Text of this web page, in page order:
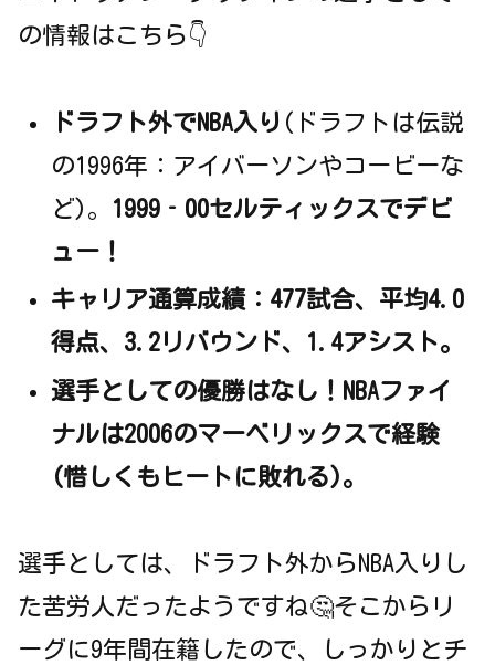
の情報はこちら👇
ドラフト外でNBA入り (ドラフトは伝説
の1996年：アイバーソンやコービーな
ど)。 1999‐00セルティックスでデビ
ュー！
キャリア通算成績：477試合、平均4.0
得点、3.2リバウンド、1.4アシスト。
選手としての優勝はなし！NBAファイ
ナルは2006のマーベリックスで経験
(惜しくもヒートに敗れる)。
選手としては、ドラフト外からNBA入りし
た苦労人だったようですね🤔そこからリ
ーグに9年間在籍したので、しっかりとチ